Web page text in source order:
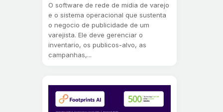
O software de rede de midia de varejo
e o sistema operacional que sustenta
o negocio de publicidade de um
varejista. Ele deve gerenciar o
inventario, os publicos-alvo, as
campanhas,...